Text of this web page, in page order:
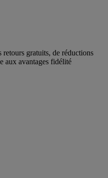
gratuits, de réductions
aux avantages fidélité